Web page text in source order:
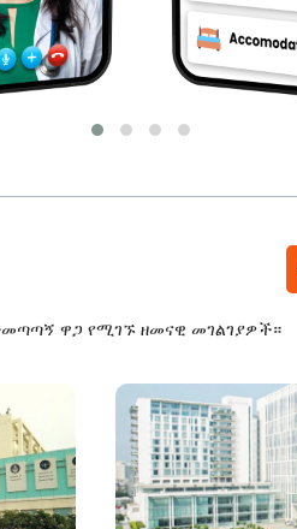
ዋጋ የሚገኙ ዘመናዊ መገልገያዎች።